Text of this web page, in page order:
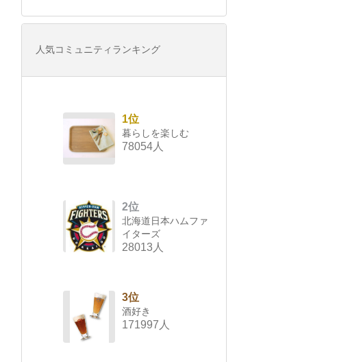
人気コミュニティランキング
1位
暮らしを楽しむ
78054人
2位
北海道日本ハムファ
イターズ
28013人
3位
酒好き
171997人